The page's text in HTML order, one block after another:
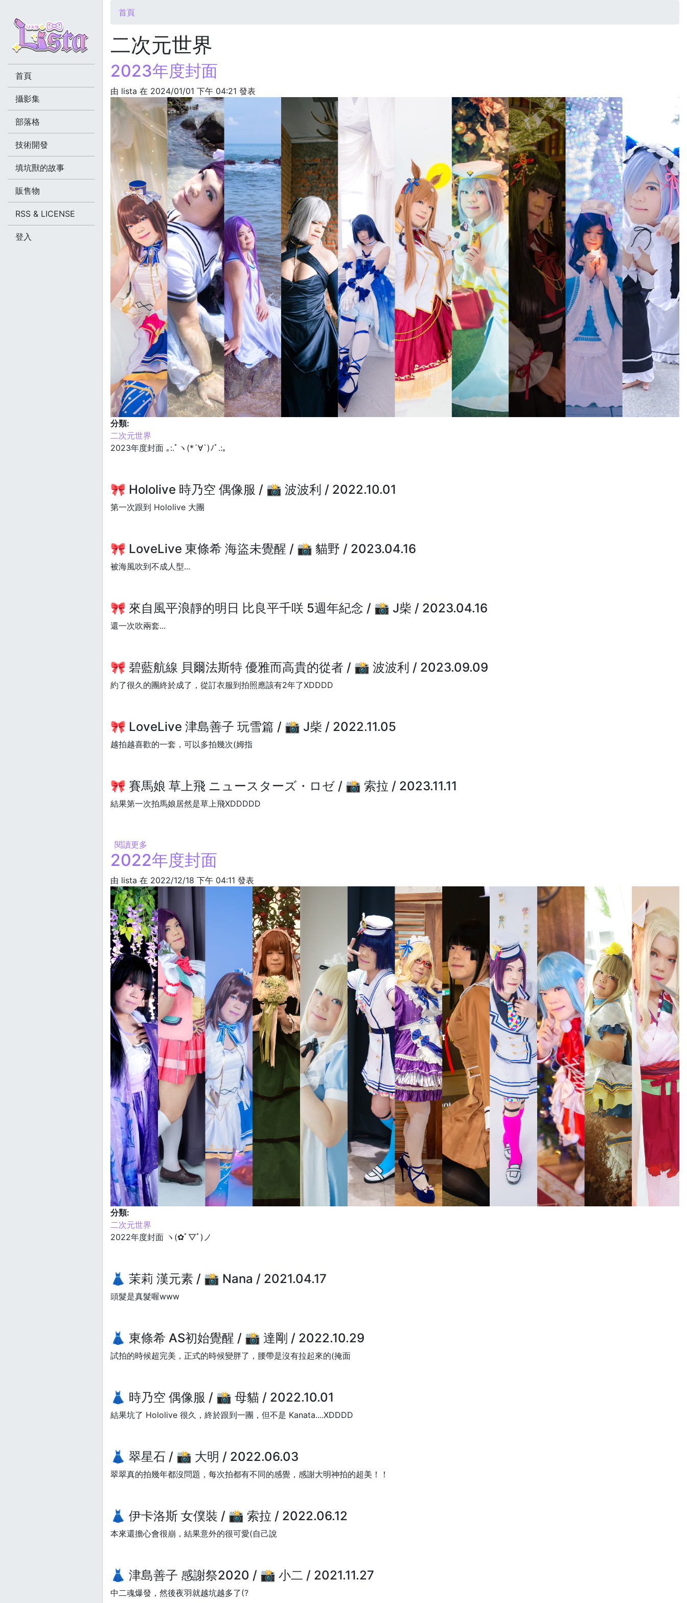
您在這裡
首頁
二次元世界
2023年度封面
由 lista 在 2024/01/01 下午 04:21 發表
分類:
二次元世界
2023年度封面 ｡:.ﾟヽ(*´∀`)ﾉﾟ.:｡
🎀 Hololive 時乃空 偶像服 / 📸 波波利 / 2022.10.01
第一次跟到 Hololive 大團
🎀 LoveLive 東條希 海盜未覺醒 / 📸 貓野 / 2023.04.16
被海風吹到不成人型...
🎀 來自風平浪靜的明日 比良平千咲 5週年紀念 / 📸 J柴 / 2023.04.16
還一次吹兩套...
🎀 碧藍航線 貝爾法斯特 優雅而高貴的從者 / 📸 波波利 / 2023.09.09
約了很久的團終於成了，從訂衣服到拍照應該有2年了XDDDD
🎀 LoveLive 津島善子 玩雪篇 / 📸 J柴 / 2022.11.05
越拍越喜歡的一套，可以多拍幾次(姆指
🎀 賽馬娘 草上飛 ニュースターズ・ロゼ / 📸 索拉 / 2023.11.11
結果第一次拍馬娘居然是草上飛XDDDDD
閱讀更多
2022年度封面
由 lista 在 2022/12/18 下午 04:11 發表
分類:
二次元世界
2022年度封面 ヽ(✿ﾟ▽ﾟ)ノ
👗 茉莉 漢元素 / 📸 Nana / 2021.04.17
頭髮是真髮喔www
👗 東條希 AS初始覺醒 / 📸 達剛 / 2022.10.29
試拍的時候超完美，正式的時候變胖了，腰帶是沒有拉起來的(掩面
👗 時乃空 偶像服 / 📸 母貓 / 2022.10.01
結果坑了 Hololive 很久，終於跟到一團，但不是 Kanata....XDDDD
👗 翠星石 / 📸 大明 / 2022.06.03
翠翠真的拍幾年都沒問題，每次拍都有不同的感覺，感謝大明神拍的超美！！
👗 伊卡洛斯 女僕裝 / 📸 索拉 / 2022.06.12
本來還擔心會很崩，結果意外的很可愛(自己說
👗 津島善子 感謝祭2020 / 📸 小二 / 2021.11.27
中二魂爆發，然後夜羽就越坑越多了(?
首頁
攝影集
部落格
技術開發
填坑獸的故事
販售物
RSS & LICENSE
登入